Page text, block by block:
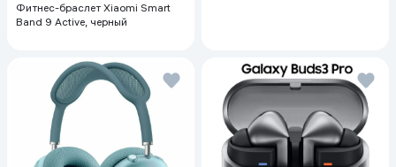
Deep Track 4.0 умеет отслеживать человека на протяжении
всей съемки, даже если он на время исчезнет из поля зрения.
Также вам доступно улучшенное отслеживание не только
людей и предметов, но и домашних животных.
Фитнес-браслет Xiaomi Smart
Band 9 Active, черный